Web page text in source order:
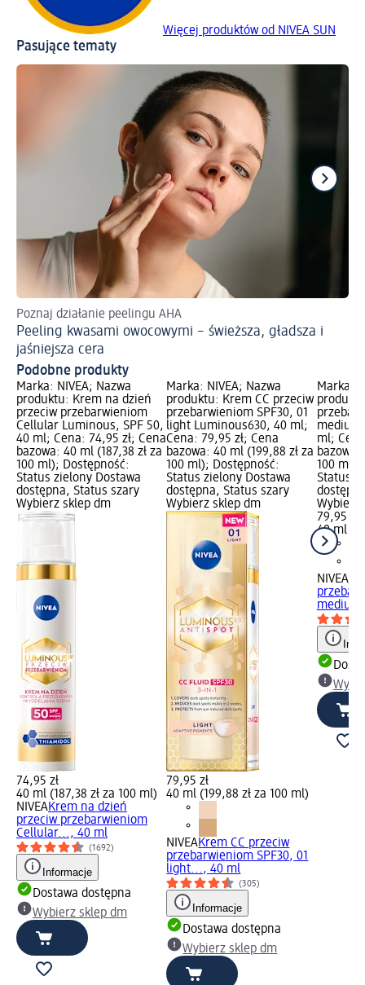
Więcej produktów od NIVEA SUN
Pasujące tematy
Poznaj działanie peelingu AHA
Peeling kwasami owocowymi – świeższa, gładsza i
jaśniejsza cera
Podobne produkty
Marka: NIVEA; Nazwa
produktu: Krem na dzień
przeciw przebarwieniom
Cellular Luminous, SPF 50,
40 ml; Cena: 74,95 zł; Cena
bazowa: 40 ml (187,38 zł za
100 ml); Dostępność:
Status zielony Dostawa
dostępna, Status szary
Wybierz sklep dm
74,95 zł
40 ml (187,38 zł za 100 ml)
NIVEAKrem na dzień
przeciw przebarwieniom
Cellular..., 40 ml
(1692)
Informacje
Dostawa dostępna
Wybierz sklep dm
Marka: NIVEA; Nazwa
produktu: Krem CC przeciw
przebarwieniom SPF30, 01
light Luminous630, 40 ml;
Cena: 79,95 zł; Cena
bazowa: 40 ml (199,88 zł za
100 ml); Dostępność:
Status zielony Dostawa
dostępna, Status szary
Wybierz sklep dm
79,95 zł
40 ml (199,88 zł za 100 ml)
NIVEAKrem CC przeciw
przebarwieniom SPF30, 01
light..., 40 ml
(305)
Informacje
Dostawa dostępna
Wybierz sklep dm
Marka:
medium
ml;
bazowa:
100 ml);
Status
Wybierz
79,95 zł
40 ml
NIVEA